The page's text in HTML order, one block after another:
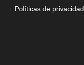
Políticas de privacidad